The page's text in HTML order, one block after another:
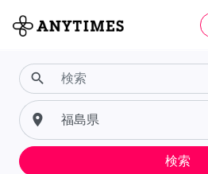
search
place
検索